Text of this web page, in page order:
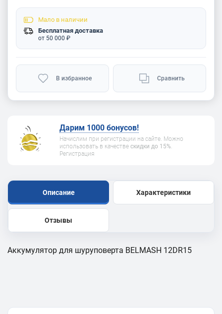
Мало в наличии
Бесплатная доставка
от 50 000 ₽
В избранное Сравнить
Дарим 1000 бонусов!
Начислим при регистрации на сайте. Можно
использовать в качестве скидки до 15%.
Регистрация
Описание Характеристики
Отзывы
Аккумулятор для шуруповерта BELMASH 12DR15